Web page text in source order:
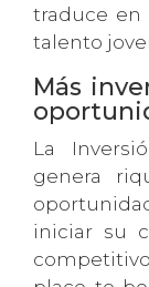
traduce en
talento
Más
La
genera
iniciar su